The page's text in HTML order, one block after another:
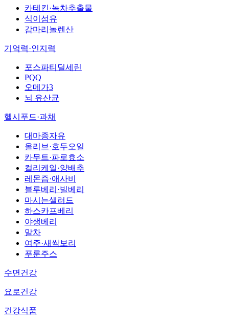
카테킨·녹차추출물
식이섬유
감마리놀렌산
기억력·인지력
포스파티딜세린
PQQ
오메가3
뇌 유산균
헬시푸드·과채
대마종자유
올리브·호두오일
카무트·파로효소
컬리케일·양배추
레몬즙·애사비
블루베리·빌베리
마시는샐러드
하스카프베리
야생베리
말차
여주·새싹보리
푸룬주스
수면건강
요로건강
건강식품